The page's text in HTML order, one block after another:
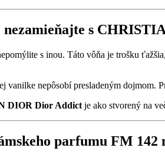
nezamieňajte s
s inou. Táto vôňa je trošku
vanilke nepôsobí presladeným dojmom.
DIOR Dior Addict je ako stvorený na
parfumu FM